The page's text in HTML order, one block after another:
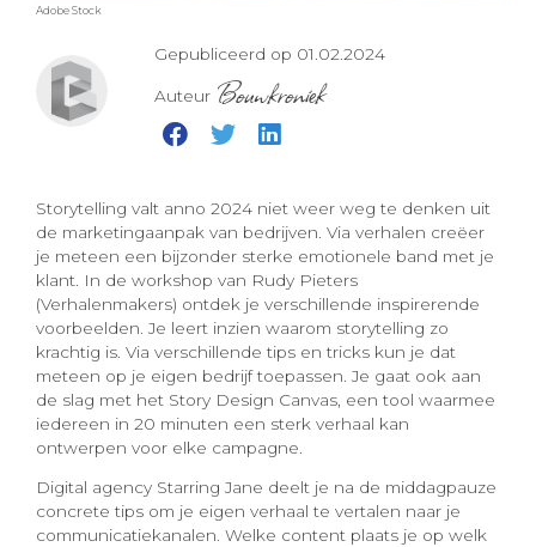
Adobe Stock
Gepubliceerd op 01.02.2024
Auteur Bouwkroniek
Storytelling valt anno 2024 niet weer weg te denken uit
de marketingaanpak van bedrijven. Via verhalen creëer
je meteen een bijzonder sterke emotionele band met je
klant. In de workshop van Rudy Pieters
(Verhalenmakers) ontdek je verschillende inspirerende
voorbeelden. Je leert inzien waarom storytelling zo
krachtig is. Via verschillende tips en tricks kun je dat
meteen op je eigen bedrijf toepassen. Je gaat ook aan
de slag met het Story Design Canvas, een tool waarmee
iedereen in 20 minuten een sterk verhaal kan
ontwerpen voor elke campagne.
Digital agency Starring Jane deelt je na de middagpauze
concrete tips om je eigen verhaal te vertalen naar je
communicatiekanalen. Welke content plaats je op welk